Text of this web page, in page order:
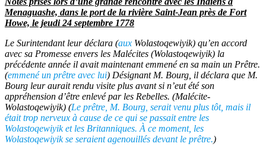
Menaguashe, dans le port de la rivière Saint-Jean près de Fort
Howe, le jeudi 24 septembre 1778
Le Surintendant leur déclara (aux Wolastoqewiyik) qu’en accord
avec sa Promesse envers les Malécites (Wolastoqewiyik) la
précédente année il avait maintenant emmené en sa main un Prêtre.
(emmené un prêtre avec lui) Désignant M. Bourg, il déclara que M.
Bourg leur aurait rendu visite plus avant si n’eut été son
appréhension d’être enlevé par les Rebelles. (Malécite-
Wolastoqewiyik) (Le prêtre, M. Bourg, serait venu plus tôt, mais il
était trop nerveux à cause de ce qui se passait entre les
Wolastoqewiyiket les Britanniques. À ce moment, les
Wolastoqewiyikse seraient agenouillés devant le prêtre.)